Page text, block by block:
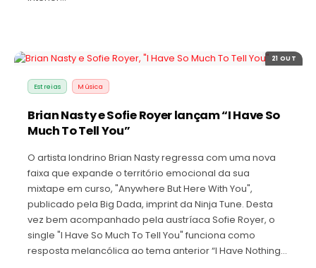
21 OUT
Estreias Música
Brian Nasty e Sofie Royer lançam “I Have So
Much To Tell You”
O artista londrino Brian Nasty regressa com uma nova
faixa que expande o território emocional da sua
mixtape em curso, "Anywhere But Here With You",
publicado pela Big Dada, imprint da Ninja Tune. Desta
vez bem acompanhado pela austríaca Sofie Royer, o
single "I Have So Much To Tell You" funciona como
resposta melancólica ao tema anterior “I Have Nothing…